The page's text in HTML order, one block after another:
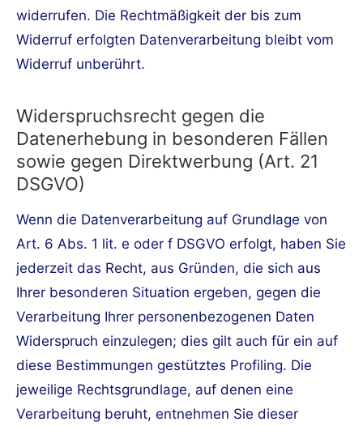
widerrufen. Die Rechtmäßigkeit der bis zum
Widerruf erfolgten Datenverarbeitung bleibt vom
Widerruf unberührt.
Widerspruchsrecht gegen die
Datenerhebung in besonderen Fällen
sowie gegen Direktwerbung (Art. 21
DSGVO)
Wenn die Datenverarbeitung auf Grundlage von
Art. 6 Abs. 1 lit. e oder f DSGVO erfolgt, haben Sie
jederzeit das Recht, aus Gründen, die sich aus
Ihrer besonderen Situation ergeben, gegen die
Verarbeitung Ihrer personenbezogenen Daten
Widerspruch einzulegen; dies gilt auch für ein auf
diese Bestimmungen gestütztes Profiling. Die
jeweilige Rechtsgrundlage, auf denen eine
Verarbeitung beruht, entnehmen Sie dieser